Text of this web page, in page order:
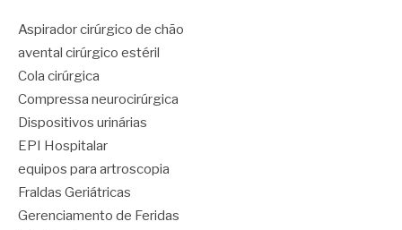
Aspirador cirúrgico de chão
avental cirúrgico estéril
Cola cirúrgica
Compressa neurocirúrgica
Dispositivos urinárias
EPI Hospitalar
equipos para artroscopia
Fraldas Geriátricas
Gerenciamento de Feridas